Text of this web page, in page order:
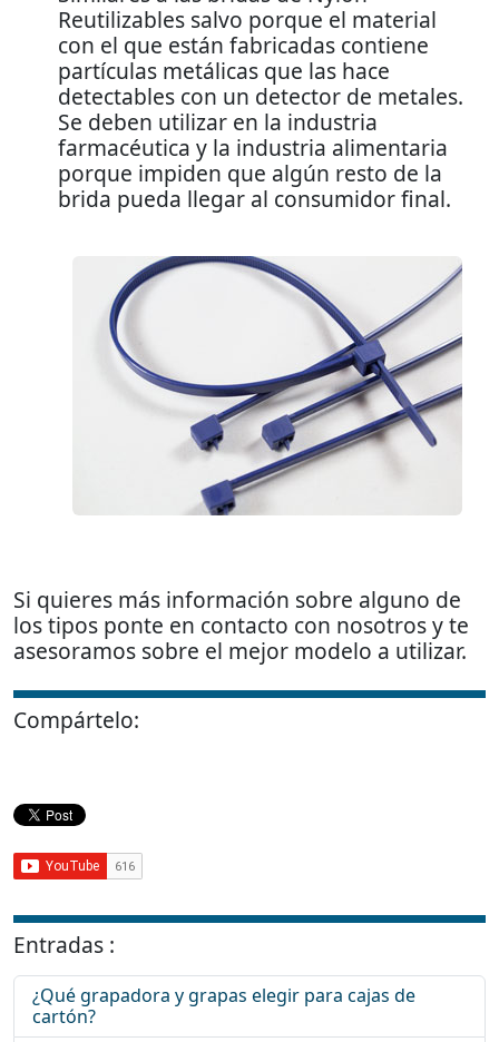
Reutilizables salvo porque el material
con el que están fabricadas contiene
partículas metálicas que las hace
detectables con un detector de metales.
Se deben utilizar en la industria
farmacéutica y la industria alimentaria
porque impiden que algún resto de la
brida pueda llegar al consumidor final.
Si quieres más información sobre alguno de
los tipos ponte en contacto con nosotros y te
asesoramos sobre el mejor modelo a utilizar.
Compártelo:
Entradas :
¿Qué grapadora y grapas elegir para cajas de
cartón?